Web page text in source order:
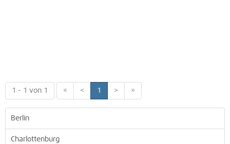
1 - 1 von 1 « < 1 > »
Berlin
Charlottenburg